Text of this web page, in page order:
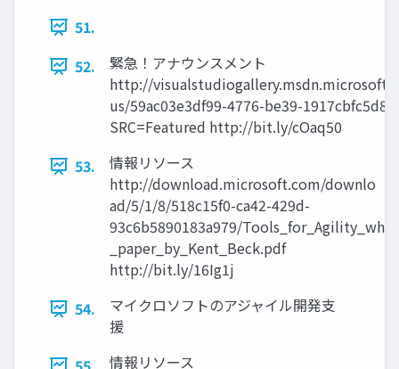
51.
52.
緊急！アナウンスメント
http://
us/59ac03e3df99-4776-be39-
SRC=Featured http://bit.ly/cOaq50
53.
情報リソース
http://download.microsoft.com/downlo
ad/5/1/8/518c15f0-ca42-429d-
93c6b5890183a979/
_paper_by_Kent_Beck.pdf
http://bit.ly/16Ig1j
54.
マイクロソフトのアジャイル開発支
援
情報リソース